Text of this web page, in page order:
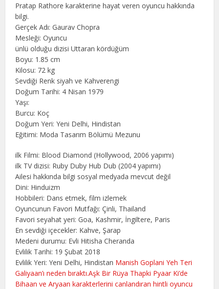
Pratap Rathore karakterine hayat veren oyuncu hakkında
bilgi.
Gerçek Adı: Gaurav Chopra
Mesleği: Oyuncu
ünlü olduğu dizisi Uttaran kördüğüm
Boyu: 1.85 cm
Kilosu: 72 kg
Sevdiği Renk siyah ve Kahverengi
Doğum Tarihi: 4 Nisan 1979
Yaşı:
Burcu: Koç
Doğum Yeri: Yeni Delhi, Hindistan
Eğitimi: Moda Tasarım Bölümü Mezunu
ilk Filmi: Blood Diamond (Hollywood, 2006 yapımı)
ilk TV dizisi: Ruby Duby Hub Dub (2004 yapımı)
Ailesi hakkında bilgi sosyal medyada mevcut değil
Dini: Hinduizm
Hobbileri: Dans etmek, film izlemek
Oyuncunun Favori Mutfağı: Çinli, Thailand
Favori seyahat yeri: Goa, Kashmir, İngiltere, Paris
En sevdiği içecekler: Kahve, Şarap
Medeni durumu: Evli Hitisha Cheranda
Evlilik Tarihi: 19 Şubat 2018
Evlilik Yeri: Yeni Delhi, Hindistan Manish Goplani Yeh Teri
Galiyaan’ı neden bıraktı.Aşk Bir Rüya Thapki Pyaar Ki’de
Bihaan ve Aryaan karakterlerini canlandıran hintli oyuncu